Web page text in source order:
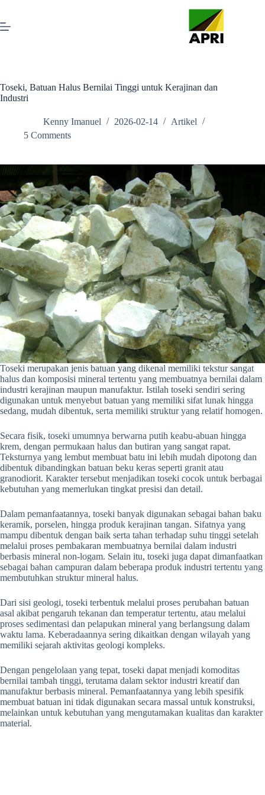
Toseki, Batuan Halus Bernilai Tinggi untuk Kerajinan dan
Industri
Kenny Imanuel 2026-02-14
Artikel
5 Comments
Toseki merupakan jenis batuan yang dikenal memiliki tekstur sangat
halus dan komposisi mineral tertentu yang membuatnya bernilai dalam
industri kerajinan maupun manufaktur. Istilah toseki sendiri sering
digunakan untuk menyebut batuan yang memiliki sifat lunak hingga
sedang, mudah dibentuk, serta memiliki struktur yang relatif homogen.
Secara fisik, toseki umumnya berwarna putih keabu-abuan hingga
krem, dengan permukaan halus dan butiran yang sangat rapat.
Teksturnya yang lembut membuat batu ini lebih mudah dipotong dan
dibentuk dibandingkan batuan beku keras seperti granit atau
granodiorit. Karakter tersebut menjadikan toseki cocok untuk berbagai
kebutuhan yang memerlukan tingkat presisi dan detail.
Dalam pemanfaatannya, toseki banyak digunakan sebagai bahan baku
keramik, porselen, hingga produk kerajinan tangan. Sifatnya yang
mampu dibentuk dengan baik serta tahan terhadap suhu tinggi setelah
melalui proses pembakaran membuatnya bernilai dalam industri
berbasis mineral non-logam. Selain itu, toseki juga dapat dimanfaatkan
sebagai bahan campuran dalam beberapa produk industri tertentu yang
membutuhkan struktur mineral halus.
Dari sisi geologi, toseki terbentuk melalui proses perubahan batuan
asal akibat pengaruh tekanan dan temperatur tertentu, atau melalui
proses sedimentasi dan pelapukan mineral yang berlangsung dalam
waktu lama. Keberadaannya sering dikaitkan dengan wilayah yang
memiliki sejarah aktivitas geologi kompleks.
Dengan pengelolaan yang tepat, toseki dapat menjadi komoditas
bernilai tambah tinggi, terutama dalam sektor industri kreatif dan
manufaktur berbasis mineral. Pemanfaatannya yang lebih spesifik
membuat batuan ini tidak digunakan secara massal untuk konstruksi,
melainkan untuk kebutuhan yang mengutamakan kualitas dan karakter
material.